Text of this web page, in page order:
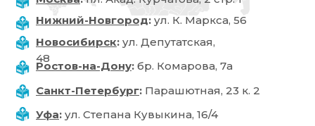
Новосибирск: ул. Депутатская,
48
Ростов-на-Дону: бр. Комарова, 7а
Нижний-Новгород: ул. К. Маркса, 56
Санкт-Петербург: Парашютная, 23 к. 2
Уфа: ул. Степана Кувыкина, 16/4